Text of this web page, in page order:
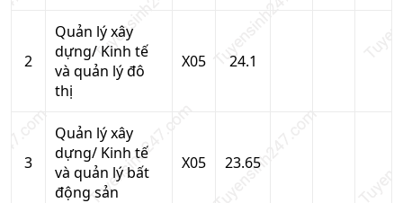
2
Quản lý xây
dựng/ Kinh tế
và quản lý đô
thị
X05 24.1
3
Quản lý xây
dựng/ Kinh tế
và quản lý bất
động sản
X05 23.65